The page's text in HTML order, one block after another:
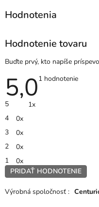
Hodnotenie tovaru
Buďte prvý, kto napíše
5,0Priemerné
1 hodnotenie
5
1x
4
0x
3
0x
2
0x
1
0x
PRIDAŤ HODNOTENIE
V
ý
Výrobná spoločnosť :